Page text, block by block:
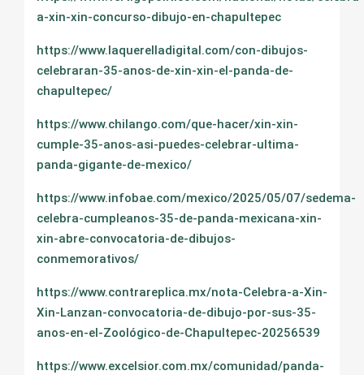
a-xin-xin-concurso-dibujo-en-chapultepec
https://www.laquerelladigital.com/con-dibujos-
celebraran-35-anos-de-xin-xin-el-panda-de-
chapultepec/
https://www.chilango.com/que-hacer/xin-xin-
cumple-35-anos-asi-puedes-celebrar-ultima-
panda-gigante-de-mexico/
https://www.infobae.com/mexico/2025/05/07/sedema-
celebra-cumpleanos-35-de-panda-mexicana-xin-
xin-abre-convocatoria-de-dibujos-
conmemorativos/
https://www.contrareplica.mx/nota-Celebra-a-Xin-
Xin-Lanzan-convocatoria-de-dibujo-por-sus-35-
anos-en-el-Zoológico-de-Chapultepec-20256539
https://www.excelsior.com.mx/comunidad/panda-